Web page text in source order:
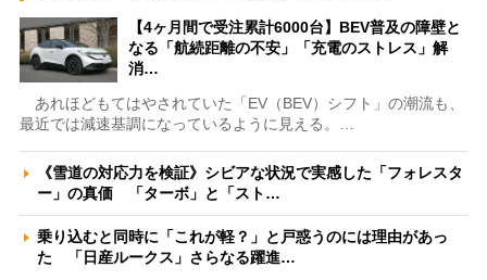
【4ヶ月間で受注累計6000台】BEV普及の障壁と
なる「航続距離の不安」「充電のストレス」解
消…
あれほどもてはやされていた「EV（BEV）シフト」の潮流も、
最近では減速基調になっているように見える。…
《雪道の対応力を検証》シビアな状況で実感した「フォレスタ
ー」の真価 「ターボ」と「スト…
乗り込むと同時に「これが軽？」と戸惑うのには理由があっ
た 「日産ルークス」さらなる躍進…